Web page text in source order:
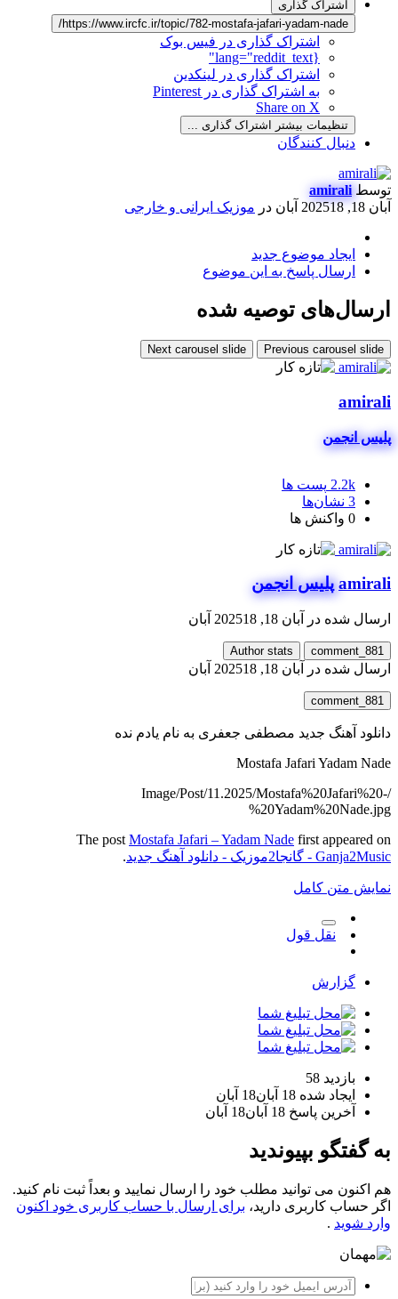
اشتراک گذاری
https://www.ircfc.ir/topic/782-mostafa-jafari-yadam-nade/
اشتراک گذاری در فیس بوک
{lang="reddit_text"
اشتراک گذاری در لینکدین
به اشتراک گذاری در Pinterest
Share on X
تنظیمات بیشتر اشتراک گذاری ...
دنبال کنندگان
توسطamirali
آبان 18, 2025
18 آبان در موزیک ایرانی و خارجی
ایجاد موضوع جدید
ارسال پاسخ به این موضوع
ارسال‌های توصیه شده
Previous carousel slide
Next carousel slide
amirali
پلیس انجمن
2.2k پست ها
3 نشان‌ها
0 واکنش ها
amirali پلیس انجمن
ارسال شده در آبان 18, 2025 18 آبان
comment_881
Author stats
ارسال شده در آبان 18, 2025 18 آبان
comment_881
دانلود آهنگ جدید مصطفی جعفری به نام یادم نده
Mostafa Jafari Yadam Nade
/Image/Post/11.2025/Mostafa%20Jafari%20-
%20Yadam%20Nade.jpg
The post Mostafa Jafari – Yadam Nade first appeared on
Ganja2Music - گانجا2موزیک - دانلود آهنگ جدید
.
نمایش متن کامل
نقل قول
گزارش
بازدید 58
ایجاد شده 18 آبان
18 آبان
آخرین پاسخ 18 آبان 18 آبان
به گفتگو بپیوندید
هم اکنون می توانید مطلب خود را ارسال نمایید و بعداً ثبت نام کنید.
اگر حساب کاربری دارید، برای ارسال با حساب کاربری خود اکنون
وارد شوید .